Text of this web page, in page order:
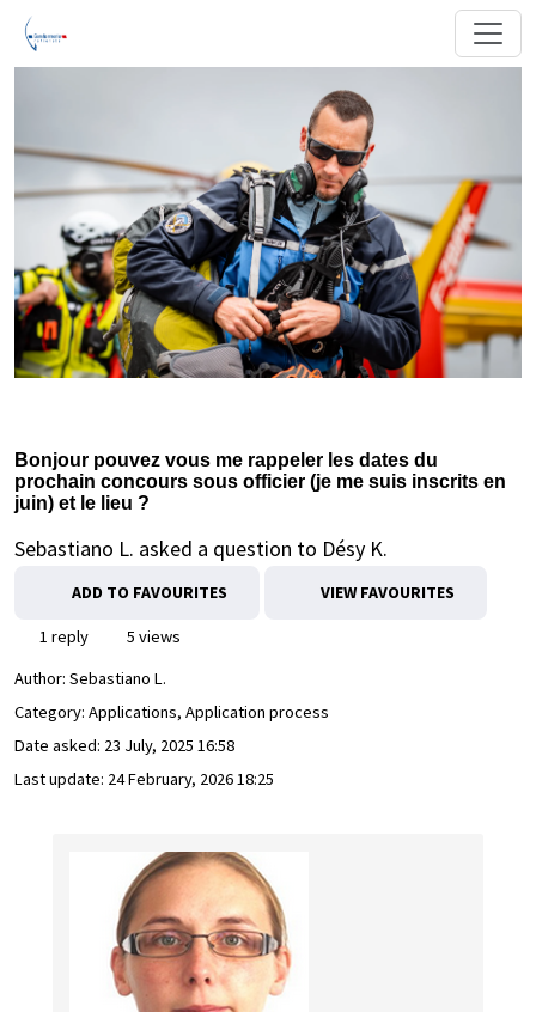
Bonjour pouvez vous me rappeler les dates du
prochain concours sous officier (je me suis inscrits en
juin) et le lieu ?
Sebastiano L. asked a question to Désy K.
ADD TO FAVOURITES VIEW FAVOURITES
1 reply
5 views
Author: Sebastiano L.
Category: Applications, Application process
Date asked: 23 July, 2025 16:58
Last update: 24 February, 2026 18:25